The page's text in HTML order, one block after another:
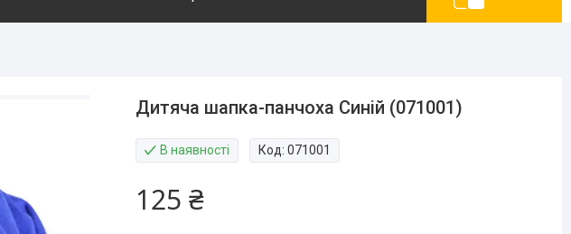
Дитяча шапка-панчоха Синій (071001)
В наявності Код:071001
125 ₴